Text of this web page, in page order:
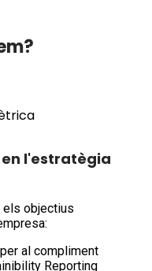
en l'estratègia
els objectius
al compliment
Reporting